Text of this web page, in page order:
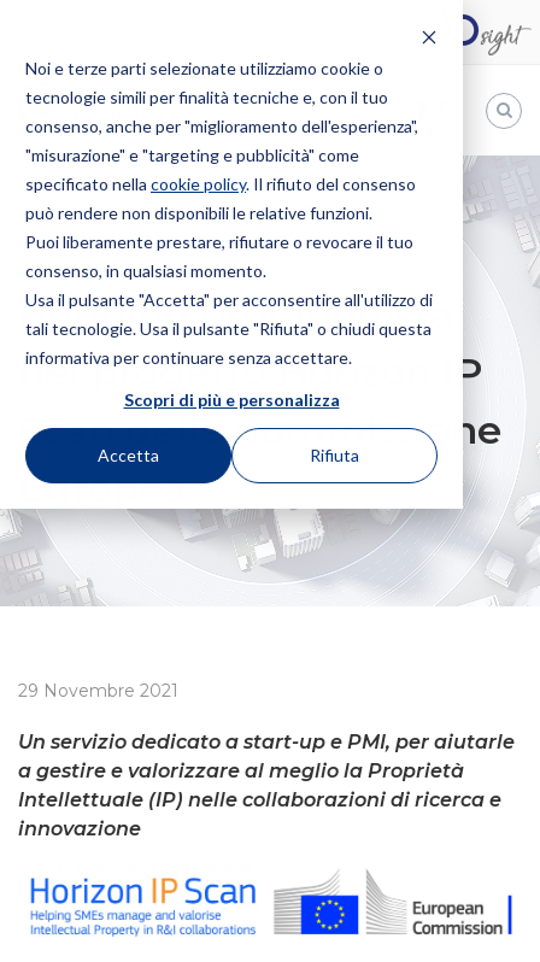
Noi e terze parti selezionate utilizziamo cookie o
tecnologie simili per finalità tecniche e, con il tuo
consenso, anche per "miglioramento dell'esperienza",
"misurazione" e "targeting e pubblicità" come
specificato nella cookie policy. Il rifiuto del consenso
può rendere non disponibili le relative funzioni.
Puoi liberamente prestare, rifiutare o revocare il tuo
consenso, in qualsiasi momento.
Usa il pulsante "Accetta" per acconsentire all'utilizzo di
tali tecnologie. Usa il pulsante "Rifiuta" o chiudi questa
informativa per continuare senza accettare.
Scopri di più e personalizza
Accetta Rifiuta
Bugnion
The
way
HOME NEWS
BUGNION PROTAGONISTA NEL PROGETTO
HORIZON IP SCAN DELLA COMMISSIONE EUROPEA
Bugnion protagonista
nel progetto Horizon IP
Scan della Commissione
Europea
29 Novembre 2021
Un servizio dedicato a start-up e PMI, per aiutarle
a gestire e valorizzare al meglio la Proprietà
Intellettuale (IP) nelle collaborazioni di ricerca e
innovazione